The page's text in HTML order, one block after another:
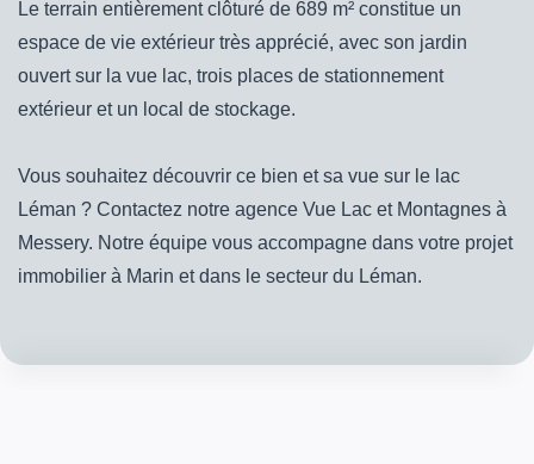
Le terrain entièrement clôturé de 689 m² constitue un
espace de vie extérieur très apprécié, avec son jardin
ouvert sur la vue lac, trois places de stationnement
extérieur et un local de stockage.
Vous souhaitez découvrir ce bien et sa vue sur le lac
Léman ? Contactez notre agence Vue Lac et Montagnes à
Messery. Notre équipe vous accompagne dans votre projet
immobilier à Marin et dans le secteur du Léman.